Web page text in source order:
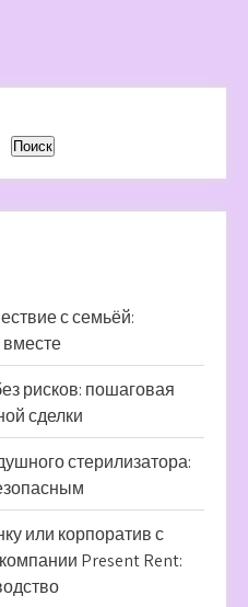
Поиск
с семьёй:
рисков: пошаговая
сделки
стерилизатора:
или корпоратив с
Present Rent: